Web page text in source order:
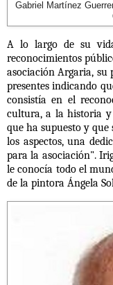
Gabriel Martínez
A lo largo de su
reconocimientos
asociación Argaria, su
presentes indicando
consistía en el
cultura, a la historia
que ha supuesto y
los aspectos, una
para la asociación".
le conocía todo el
de la pintora Ángela